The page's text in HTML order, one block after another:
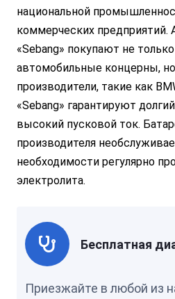
национальной
коммерческих предприятий.
«Sebang» покупают не
автомобильные концерны,
производители, такие как
«Sebang» гарантируют
высокий пусковой ток.
производителя
необходимости регулярно
электролита.
Бесплатная
Приезжайте в любой из